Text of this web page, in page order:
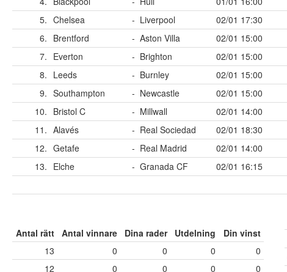
5. Chelsea - Liverpool 02/01 17:30
6. Brentford - Aston Villa 02/01 15:00
7. Everton - Brighton 02/01 15:00
8. Leeds - Burnley 02/01 15:00
9. Southampton - Newcastle 02/01 15:00
10. Bristol C - Millwall 02/01 14:00
11. Alavés - Real Sociedad 02/01 18:30
12. Getafe - Real Madrid 02/01 14:00
13. Elche - Granada CF 02/01 16:15
Antal rätt Antal vinnare Dina rader Utdelning
Din vinst
13
0 0 0
0
12
0 0 0
0